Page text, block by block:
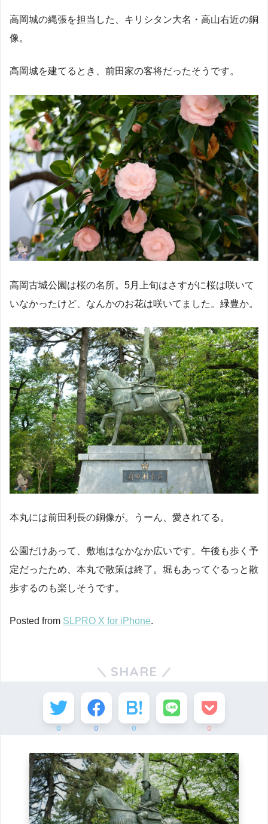
高岡城の縄張を担当した、キリシタン大名・高山右近の銅
像。
高岡城を建てるとき、前田家の客将だったそうです。
高岡古城公園は桜の名所。5月上旬はさすがに桜は咲いて
いなかったけど、なんかのお花は咲いてました。緑豊か。
本丸には前田利長の銅像が。うーん、愛されてる。
公園だけあって、敷地はなかなか広いです。午後も歩く予
定だったため、本丸で散策は終了。堀もあってぐるっと散
歩するのも楽しそうです。
Posted from SLPRO X for iPhone.
SHARE
0 0 0 0